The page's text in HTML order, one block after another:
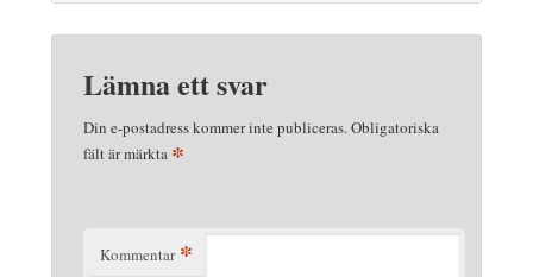
Lämna ett svar
Din e-postadress kommer inte publiceras.Obligatoriska
fält är märkta *
Kommentar *